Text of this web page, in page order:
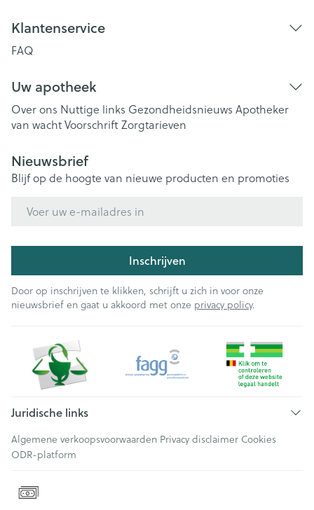
Klantenservice
FAQ
Uw apotheek
Over ons Nuttige links Gezondheidsnieuws Apotheker
van wachtVoorschriftZorgtarieven
Nieuwsbrief
Blijf op de hoogte van nieuwe producten en promoties
Inschrijven
Door op inschrijven te klikken, schrijft u zich in voor onze
nieuwsbrief en gaat u akkoord met onze privacy policy.
Juridische links
Algemene verkoopsvoorwaarden Privacy disclaimer Cookies
ODR-platform